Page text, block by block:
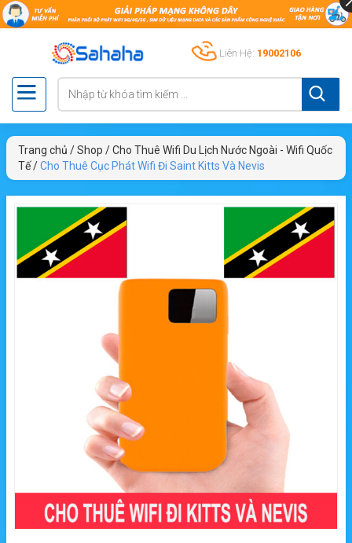
Liên Hệ: 19002106
Trang chủ /Shop /Cho Thuê Wifi Du Lịch Nước Ngoài - Wifi Quốc
Tế/Cho Thuê Cục Phát Wifi Đi Saint Kitts Và Nevis